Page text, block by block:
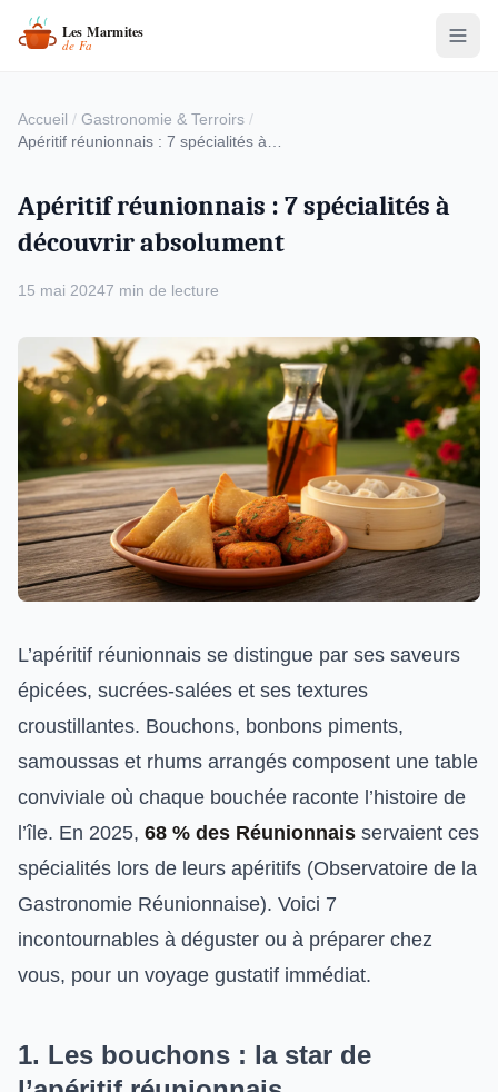
Accueil / Gastronomie & Terroirs /
Apéritif réunionnais : 7 spécialités à
découvrir absolument
15 mai 20247 min de lecture
L’apéritif réunionnais se distingue par ses saveurs
épicées, sucrées-salées et ses textures
croustillantes. Bouchons, bonbons piments,
samoussas et rhums arrangés composent une table
conviviale où chaque bouchée raconte l’histoire de
l’île. En 2025, 68 % des Réunionnais servaient ces
spécialités lors de leurs apéritifs (Observatoire de la
Gastronomie Réunionnaise). Voici 7
incontournables à déguster ou à préparer chez
vous, pour un voyage gustatif immédiat.
1. Les bouchons : la star de